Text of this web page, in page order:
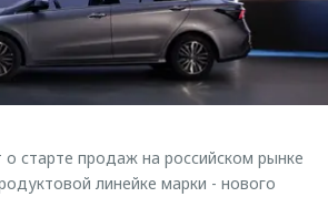
поддержка
старте продаж на российском рынке
линейке марки - нового